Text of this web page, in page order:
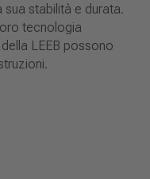
sua stabilità e durata.
tecnologia
LEEB possono